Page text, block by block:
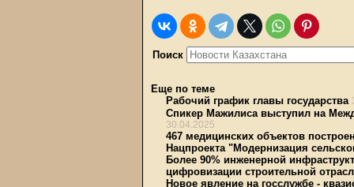
Поиск
Еще по теме
Рабочий график главы государства
Спикер Мажилиса выступил на
30.04.2025
467 медицинских объектов
Нацпроекта "Модернизация
Более 90% инженерной
цифровизации строительной
Новое явление на госслужбе -